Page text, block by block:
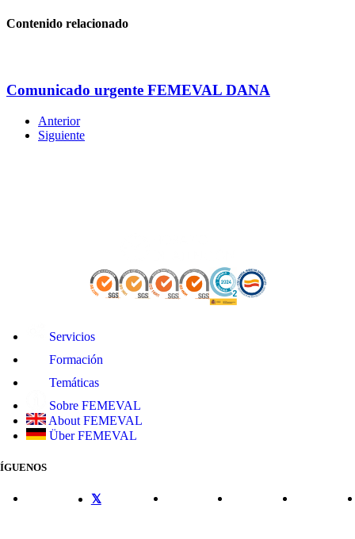
Contenido relacionado
Comunicado urgente FEMEVAL DANA
Anterior
Siguiente
Servicios
Formación
Temáticas
Sobre FEMEVAL
About FEMEVAL
Über FEMEVAL